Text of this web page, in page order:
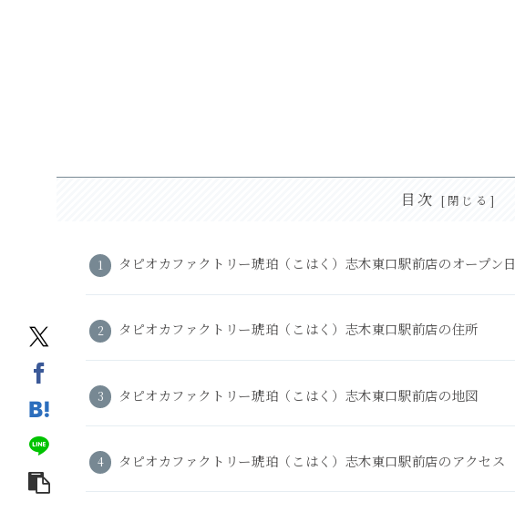
目次
タピオカファクトリー琥珀（こはく）志木東口駅前店のオープン日
タピオカファクトリー琥珀（こはく）志木東口駅前店の住所
タピオカファクトリー琥珀（こはく）志木東口駅前店の地図
タピオカファクトリー琥珀（こはく）志木東口駅前店のアクセス